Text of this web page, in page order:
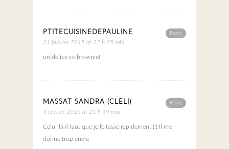
Reply
PTITECUISINEDEPAULINE
31 janvier 2015 at 22 h 05 min
un délice ce brownie!
Reply
MASSAT SANDRA (CLÉLI)
3 février 2015 at 21 h 19 min
Celui-là il faut que je le fasse rapidement !!! Il me
donne trop envie